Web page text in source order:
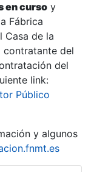
en curso y
Fábrica
Casa de la
contratante del
del
link:
Público
y algunos